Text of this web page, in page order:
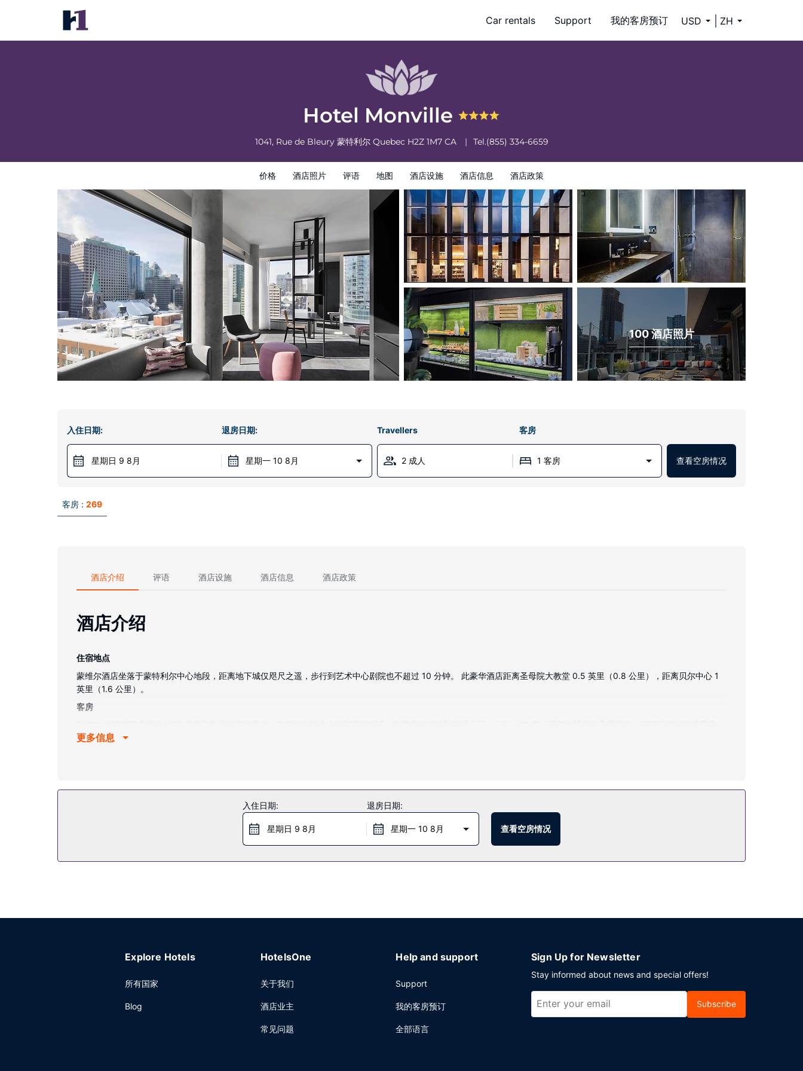
Car rentals Support 我的客房预订 USD ZH
Hotel Monville
1041, Rue de Bleury 蒙特利尔 Quebec H2Z 1M7 CA Tel.(855) 334-6659
价格 酒店照片 评语 地图 酒店设施 酒店信息 酒店政策
Hotel Monville
价格 酒店照片
100 酒店照片
入住日期:
星期日 9 8月
退房日期:
星期一 10 8月
Travellers 客房
2 成人 1 客房 查看空房情况
客房 : 269
酒店介绍 评语 酒店设施 酒店信息 酒店政策
酒店介绍
住宿地点
蒙维尔酒店坐落于蒙特利尔中心地段，距离地下城仅咫尺之遥，步行到艺术中心剧院也不超过 10 分钟。 此豪华酒店距离圣母院大教堂 0.5 英里（0.8 公里），距离贝尔中心 1
英里（1.6 公里）。
客房
浴室提供淋浴设施，配有大花洒淋浴喷头和免费洗浴用品。便利设施包括保险箱和书桌，以及带有免费市内通话的电话。
餐厅
您可以去Monème高级餐厅吃点便餐，也可在这里的酒吧/酒廊小酌一杯轻松一下。还可以选择待在房间里，享受部分时段客房送餐服务。全套早餐（收费）供应时间为：周一至
周五 06:30 至 10:30，周末 07:00 至 12:00。
更多信息
入住日期:
星期日 9 8月
退房日期:
星期一 10 8月 查看空房情况
Explore Hotels
所有国家
Blog
HotelsOne
关于我们
酒店业主
常见问题
Help and support
Support
我的客房预订
全部语言
Sign Up for Newsletter
Stay informed about news and special offers!
Subscribe